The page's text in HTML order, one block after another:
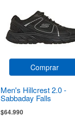
Comprar
Men's Hillcrest 2.0 -
Sabbaday Falls
$64.990